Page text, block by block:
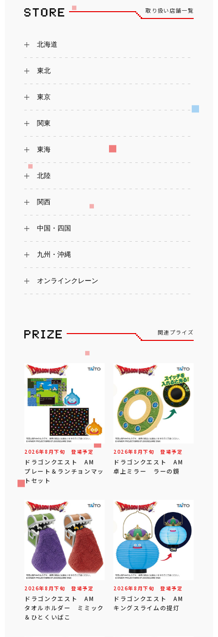
取り扱い店舗一覧
北海道
東北
東京
関東
東海
北陸
関西
中国・四国
九州・沖縄
オンラインクレーン
関連プライズ
2026年8 月下旬 登場予定
ドラゴンクエスト AM
プレート＆ランチョンマッ
トセット
2026年8 月下旬 登場予定
ドラゴンクエスト AM
卓上ミラー ラーの鏡
2026年8 月下旬 登場予定
ドラゴンクエスト AM
タオルホルダー ミミック
＆ひとくいばこ
2026年8 月下旬 登場予定
ドラゴンクエスト AM
キングスライムの提灯